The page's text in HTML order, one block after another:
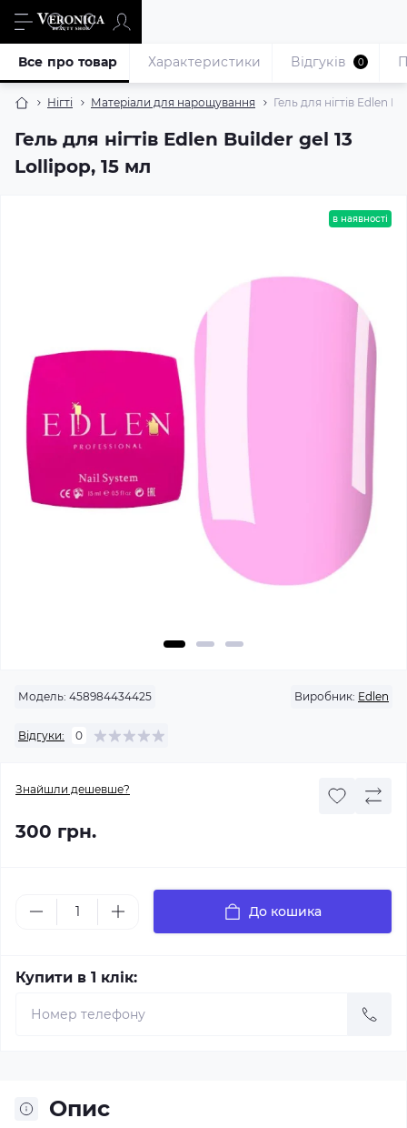
Нігті Матеріали для нарощування Гель для нігтів Edlen
Гель для нігтів Edlen Builder gel 13
Lollipop, 15 мл
Все про товар Характеристики Відгуків 0
в наявності
Модель: 458984434425 Виробник: Edlen
Відгуки: 0
Знайшли дешевше?
300 грн.
До кошика
Купити в 1 клік:
Опис